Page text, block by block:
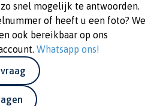
snel mogelijk te antwoorden.
of heeft u een foto? We
ook bereikbaar op ons
Whatsapp ons!